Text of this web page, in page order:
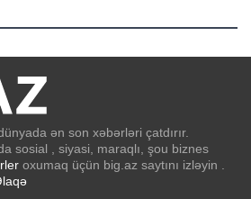
ən son xəbərləri çatdırır.
sosial , siyasi, maraqlı, şou biznes
oxumaq üçün big.az saytını izləyin .